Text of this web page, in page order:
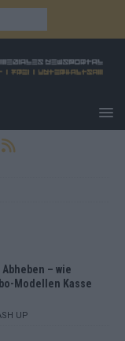
– wie
Modellen Kasse
UP